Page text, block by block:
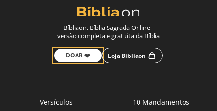
Bíbliaon, Bíblia Sagrada Online -
versão completa e gratuita da Bíblia
DOAR ❤️ Loja Bíbliaon
Versículos
10 Mandamentos